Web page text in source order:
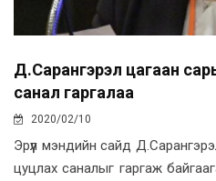
Д.Сарангэрэл цагаан
санал гаргалаа
2020/02/10
Эрүүл мэндийн сайд
цуцлах саналыг гаргаж